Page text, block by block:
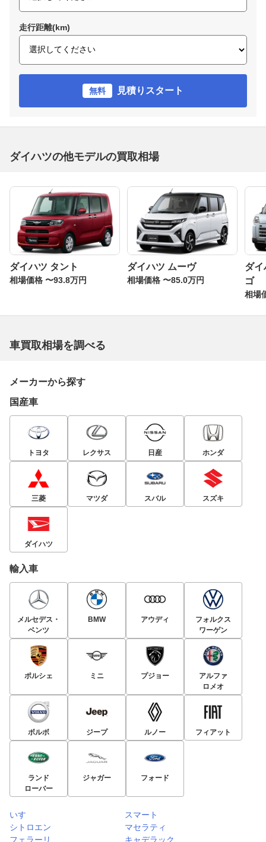
走行距離(km)
無料 見積りスタート
ダイハツの他モデルの買取相場
ダイハツ タント
相場価格 〜93.8万円
ダイハツ ムーヴ
相場価格 〜85.0万円
ダイ
ゴ
相場
車買取相場を調べる
メーカーから探す
国産車
トヨタ レクサス 日産 ホンダ
三菱 マツダ スバル スズキ
ダイハツ
輸入車
メルセデス・
ベンツ
BMW アウディ
フォルクス
ワーゲン
ポルシェ ミニ プジョー
アルファ
ロメオ
ボルボ ジープ ルノー フィアット
ランド
ローバー
ジャガー フォード
いすゞ
スマート
シトロエン
マセラティ
フェラーリ
キャデラック